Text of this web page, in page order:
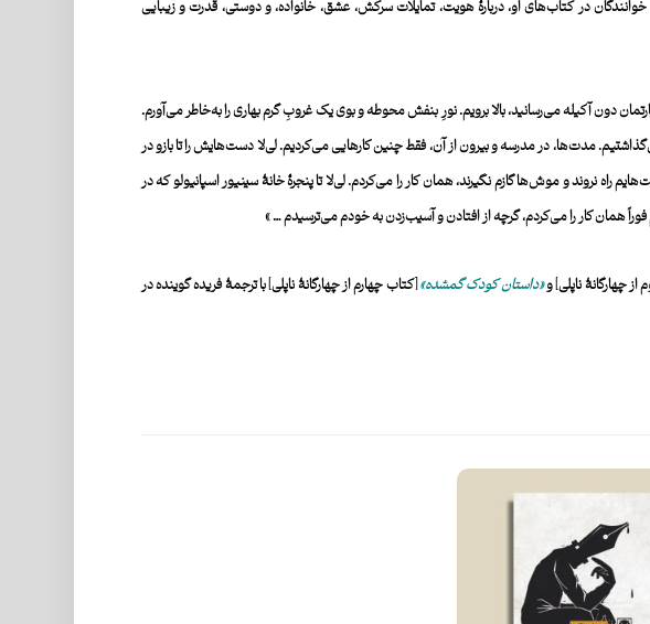
فرانسه، آلمانی، هلندی، اسپانیایی، و فارسی در بیش از ۳۹ کشور ترجمه شده است. خوانندگان در کتاب‌های او، دربارۀ هویت، تمایلات سرکش، عشق، خانواده، و دوستی، قدرت و زیبایی
دون آکیله می­‌رسانید، بالا برویم. نورِ بنفش محوطه و بوی یک غروبِ گرم بهاری را به‌خاطر می‌آورم.
مدت‌ها، در مدرسه و بیرون از آن، فقط چنین کارهایی می‌کردیم. لی‌لا دست‌هایش را تا بازو در
نروند و موش‌ها گازم نگیرند، همان کار را می‌کردم. لی­‌لا تا پنجرۀ خانۀ سینیور اسپانیولو که در
همان کار را می‌کردم، گرچه از افتادن و آسیب‌زدن به خودم می‌ترسیدم … »
چهارگانۀ ناپلی] و«داستان کودک گمشده»[کتاب چهارم از چهارگانۀ ناپلی] با ترجمۀ فریده گوینده در